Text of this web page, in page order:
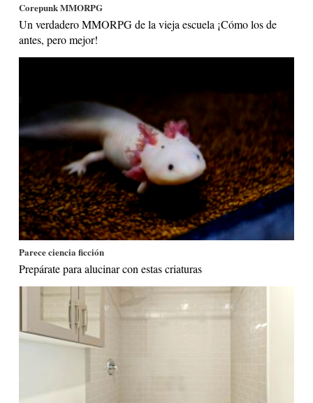
Corepunk MMORPG
Un verdadero MMORPG de la vieja escuela ¡Cómo los de
antes, pero mejor!
Parece ciencia ficción
Prepárate para alucinar con estas criaturas